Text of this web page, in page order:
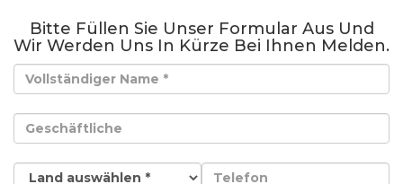
Bitte Füllen Sie Unser Formular Aus Und
Wir Werden Uns In Kürze Bei Ihnen Melden.